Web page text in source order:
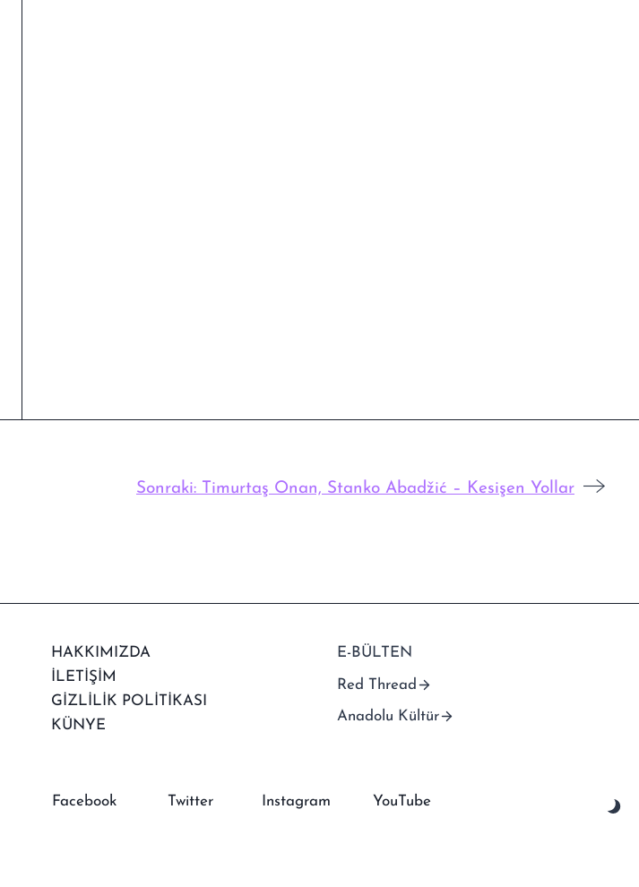
Sonraki: Timurtaş Onan, Stanko Abadžić – Kesişen Yollar
HAKKIMIZDA
İLETİŞİM
GİZLİLİK POLİTİKASI
KÜNYE
E-BÜLTEN
Red Thread
Anadolu Kültür
Facebook Twitter Instagram YouTube